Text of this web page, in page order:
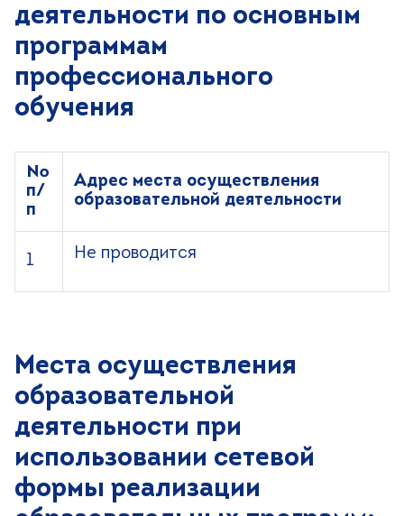
деятельности по основным
программам
профессионального
обучения
№
п/
п
Адрес места осуществления
образовательной деятельности
1 Не проводится
Места осуществления
образовательной
деятельности при
использовании сетевой
формы реализации